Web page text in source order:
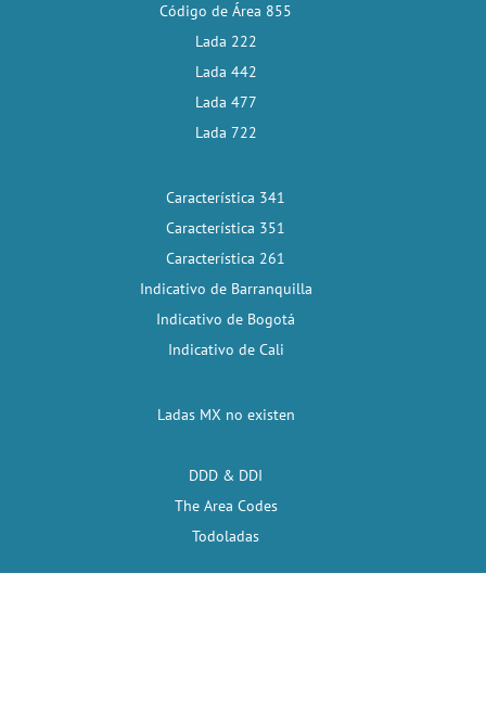
Código de Área 855
Lada 222
Lada 442
Lada 477
Lada 722
Característica 341
Característica 351
Característica 261
Indicativo de Barranquilla
Indicativo de Bogotá
Indicativo de Cali
Ladas MX no existen
DDD & DDI
The Area Codes
Todoladas